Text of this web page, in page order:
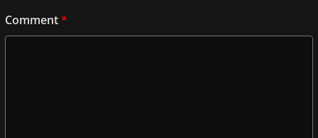
Comment*